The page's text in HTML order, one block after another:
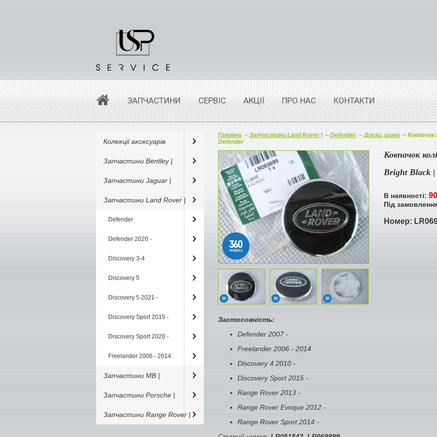
ЗАПЧАСТИНИ СЕРВІС АКЦІЇ ПРО НАС КОНТАКТИ
Колекції аксесуарів
Запчастини Bentley |
Запчастини Jaguar |
Запчастини Land Rover |
Defender
Defender 2020 -
Discovery 3-4
Discovery 5
Discovery 5 2021 -
Discovery Sport 2015 -
Discovery Sport 2020 -
Freelander 2006 - 2014
Запчастини MB |
Запчастини Porsche |
Запчастини Range Rover |
Головна – Запчастини Land Rover | – Defender–Диски, шини – Ковпачок
Defender
Ковпачок
Bright Black |
В наявності:
Під
Номер:
Застосовність:
Defender 2007 -
Freelander 2006 - 2014
Discovery 4 2010 -
Discovery Sport 2015 -
Range Rover 2013 -
Range Rover Evoque 2012 -
Range Rover Sport 2014 -